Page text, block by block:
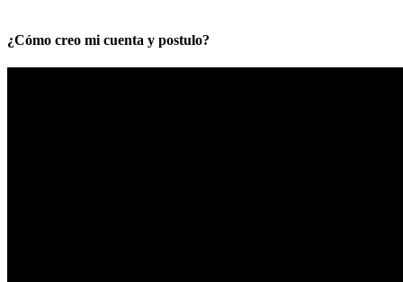
¿Cómo creo mi cuenta y postulo?